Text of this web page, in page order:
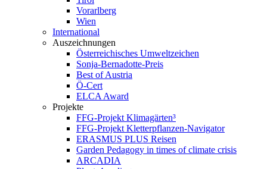
Vorarlberg
Wien
International
Auszeichnungen
Österreichisches Umweltzeichen
Sonja-Bernadotte-Preis
Best of Austria
Ö-Cert
ELCA Award
Projekte
FFG-Projekt Klimagärten³
FFG-Projekt Kletterpflanzen-Navigator
ERASMUS PLUS Reisen
Garden Pedagogy in times of climate crisis
ARCADIA